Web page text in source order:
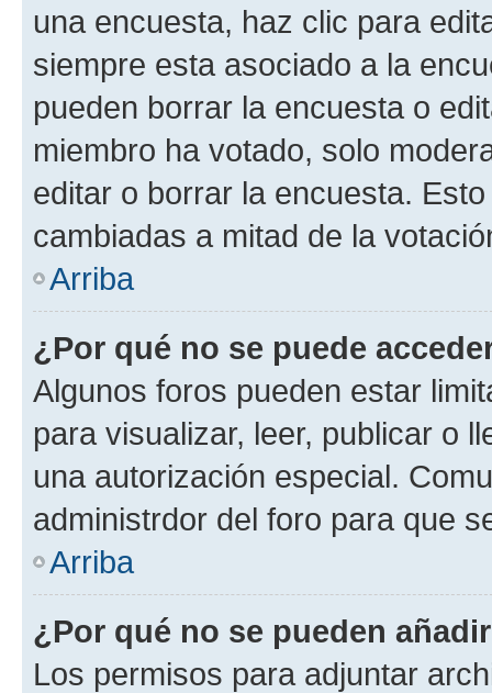
una encuesta, haz clic para
siempre esta asociado a la
pueden borrar la encuesta o
miembro ha votado, solo
editar o borrar la encuesta.
cambiadas a mitad de la
Arriba
¿Por qué no se puede
Algunos foros pueden estar
para visualizar, leer, publicar o
una autorización especial.
administrdor del foro para que
Arriba
¿Por qué no se pueden
Los permisos para adjuntar